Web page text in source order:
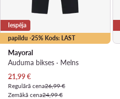
papildu -25% Kods: LAST
Iespēja
Mayoral
Auduma bikses · Melns
Pašreizējā cena
21,99€
Regulārā cena26,99 €
Zemākā cena24,99 €